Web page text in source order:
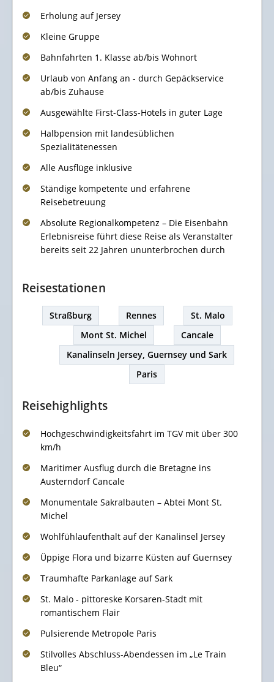
Erholung auf Jersey
Kleine Gruppe
Bahnfahrten 1. Klasse ab/bis Wohnort
Urlaub von Anfang an - durch Gepäckservice
ab/bis Zuhause
Ausgewählte First-Class-Hotels in guter Lage
Halbpension mit landesüblichen
Spezialitätenessen
Alle Ausflüge inklusive
Ständige kompetente und erfahrene
Reisebetreuung
Absolute Regionalkompetenz – Die Eisenbahn
Erlebnisreise führt diese Reise als Veranstalter
bereits seit 22 Jahren ununterbrochen durch
Reisestationen
Straßburg Rennes
St. Malo
Mont St. Michel
Cancale
Kanalinseln Jersey, Guernsey und Sark
Paris
Reisehighlights
Hochgeschwindigkeitsfahrt im TGV mit über 300
km/h
Maritimer Ausflug durch die Bretagne ins
Austerndorf Cancale
Monumentale Sakralbauten – Abtei Mont St.
Michel
Wohlfühlaufenthalt auf der Kanalinsel Jersey
Üppige Flora und bizarre Küsten auf Guernsey
Traumhafte Parkanlage auf Sark
St. Malo - pittoreske Korsaren-Stadt mit
romantischem Flair
Pulsierende Metropole Paris
Stilvolles Abschluss-Abendessen im „Le Train
Bleu“